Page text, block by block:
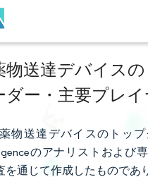
物送達デバイス
ダー・主要プレイ
物送達デバイスのトップ
のアナリストおよび
を通じて作成したものであ